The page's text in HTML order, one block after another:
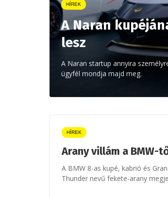
HÍREK
A Naran
lesz
A Naran startup annyira
ügyfél mondja majd meg.
HÍREK
Arany villám a BMW-
A BMW 8-as kupé, kabrió és
Thunder nevű fekete-arany